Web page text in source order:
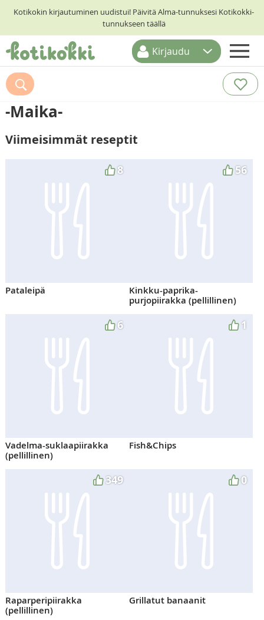
Kotikokin kirjautuminen uudistui! Päivitä Alma-tunnuksesi Kotikokki-
tunnukseen täällä
ETUSIVU
RESEPTIHAKU
RUOKATEEMAT
KESKUSTELUT
Kirjaudu
-Maika-
Viimeisimmät reseptit
8
Pataleipä
56
Kinkku-paprika-
purjopiirakka (pellillinen)
6
Vadelma-suklaapiirakka
(pellillinen)
1
Fish&Chips
349
Raparperipiirakka
(pellillinen)
0
Grillatut banaanit